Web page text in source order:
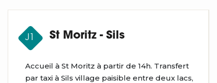
J1 St Moritz - Sils
Accueil à St Moritz à partir de 14h. Transfert
par taxi à Sils village paisible entre deux lacs,